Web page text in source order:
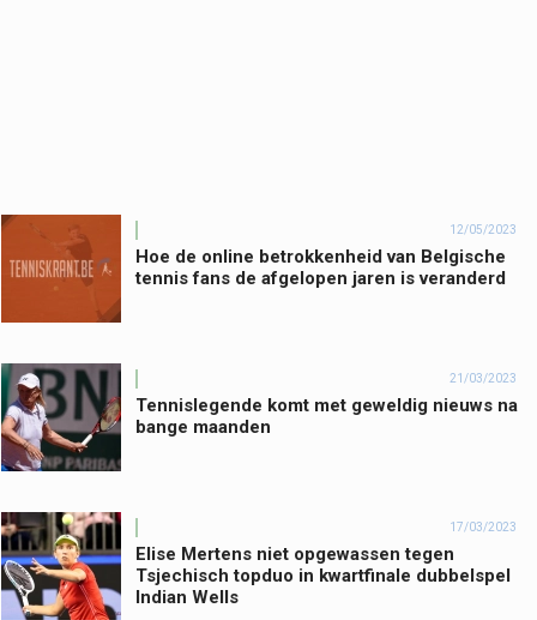
12/05/2023
Hoe de online betrokkenheid van Belgische
tennis fans de afgelopen jaren is veranderd
21/03/2023
Tennislegende komt met geweldig nieuws na
bange maanden
17/03/2023
Elise Mertens niet opgewassen tegen
Tsjechisch topduo in kwartfinale dubbelspel
Indian Wells